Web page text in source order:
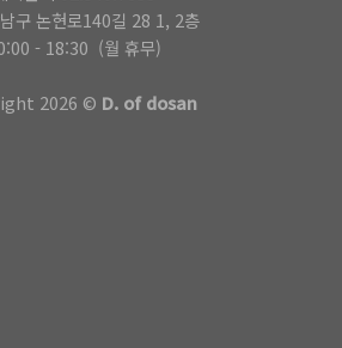
구 논현로140길 28 1, 2층
- 18:30 (월 휴무)
2026 © D. of dosan